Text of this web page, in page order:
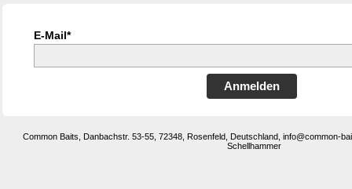
E-Mail*
Anmelden
Common Baits, Danbachstr. 53-55, 72348, Rosenfeld, Deutschland, info@common-
Schellhammer